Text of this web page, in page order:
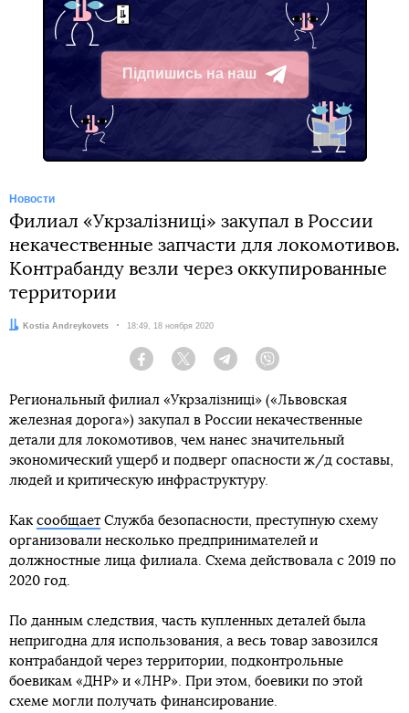
Підпишись на наш
Telegram
Новости
Филиал «Укрзалізниці» закупал в России
некачественные запчасти для локомотивов.
Контрабанду везли через оккупированные
территории
Автор:Kostia Andreykovets Дата:
18:49, 18 ноября 2020
Facebook Twitter Telegram
Региональный филиал «Укрзалізниці» («Львовская
железная дорога») закупал в России некачественные
детали для локомотивов, чем нанес значительный
экономический ущерб и подверг опасности ж/д составы,
людей и критическую инфраструктуру.
Как сообщает Служба безопасности, преступную схему
организовали несколько предпринимателей и
должностные лица филиала. Схема действовала с 2019 по
2020 год.
По данным следствия, часть купленных деталей была
непригодна для использования, а весь товар завозился
контрабандой через территории, подконтрольные
боевикам «ДНР» и «ЛНР». При этом, боевики по этой
схеме могли получать финансирование.